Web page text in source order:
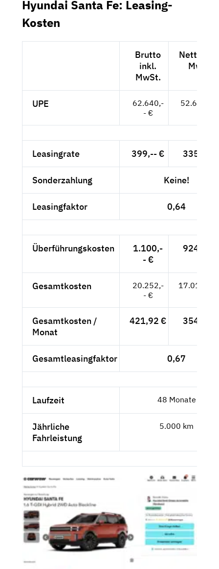
Hyundai Santa Fe: Leasing-
Kosten
Brutto
inkl.
MwSt.
Netto
MwSt.
UPE
62.640,-
- €
52.639,--
Leasingrate 399,-- € 335,29 €
Sonderzahlung Keine!
Leasingfaktor 0,64
Überführungskosten
1.100,-
- €
924,37 €
Gesamtkosten
20.252,-
- €
17.018,49
Gesamtkosten /
Monat
421,92 € 354,55 €
Gesamtleasingfaktor 0,67
Laufzeit 48 Monate
Jährliche
Fahrleistung
5.000 km